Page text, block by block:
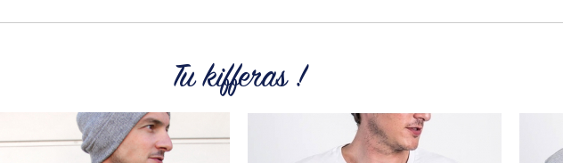
Tu kifferas !